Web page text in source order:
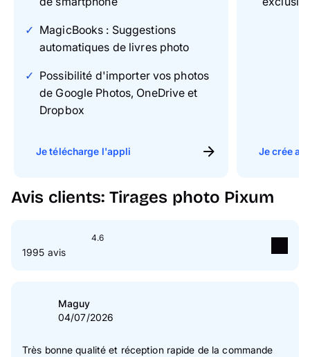
MagicBooks : Suggestions
automatiques de livres photo
Possibilité d'importer vos photos
de Google Photos, OneDrive et
Dropbox
Je télécharge l'appli Je crée
Avis clients: Tirages photo Pixum
4.6
1995 avis
étoile(s)
étoile(s)
2 étoile(s)
Maguy
04/07/2026
Très bonne qualité et réception rapide de la commande